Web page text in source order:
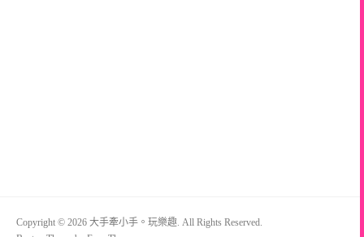
Copyright © 2026 大手牽小手。玩樂趣. All Rights Reserved.